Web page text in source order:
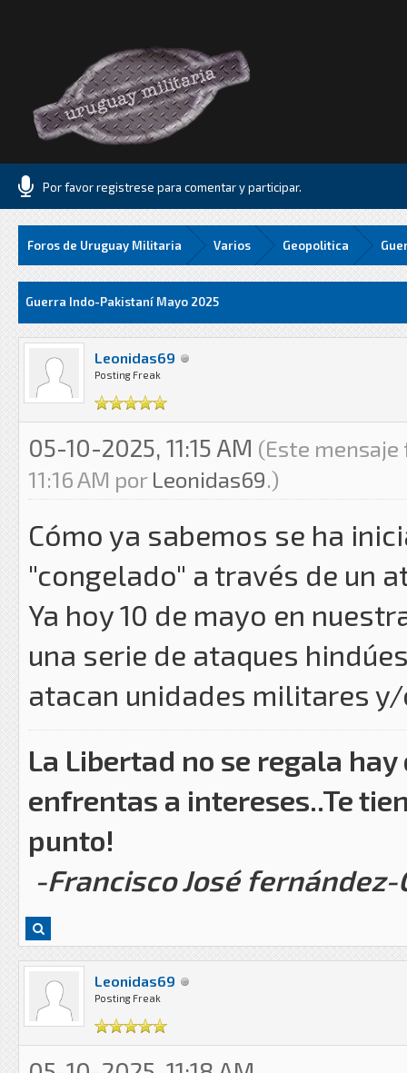
Por favor registrese para comentar y participar.
Foros de Uruguay Militaria Varios Geopolitica
Guerra Indo-Pakistaní Mayo 2025
Leonidas69
Posting Freak
05-10-2025, 11:15 AM (Este
11:16 AM por Leonidas69.)
Cómo ya sabemos se ha
"congelado" a través de un
Ya hoy 10 de mayo en
una serie de ataques
atacan unidades militares
La Libertad no se regala
enfrentas a intereses..Te
punto!
-Francisco José
Leonidas69
Posting Freak